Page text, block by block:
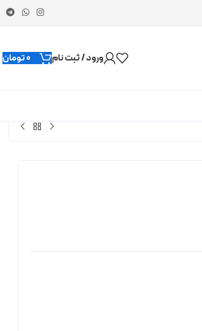
ورود / ثبت نام 0تومان